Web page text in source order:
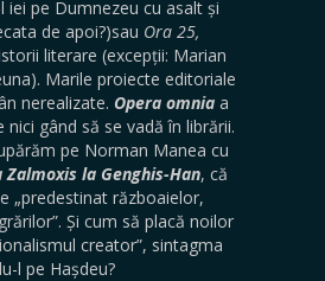
iei pe Dumnezeu cu asalt și
de apoi?)sau Ora 25,
literare (excepții: Marian
Marile proiecte editoriale
nerealizate. Opera omnia a
nici gând să se vadă în librării.
pe Norman Manea cu
Zalmoxis la Genghis-Han, că
„predestinat războaielor,
Și cum să placă noilor
creator”, sintagma
l pe Hașdeu?